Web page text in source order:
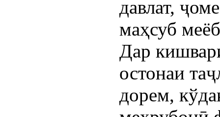
давлат,
маҳсуб
Дар
остонаи
дорем,